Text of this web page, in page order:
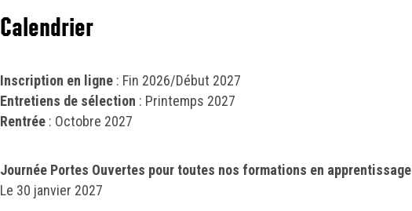
Calendrier
Inscription en ligne : Fin 2026/Début 2027
Entretiens de sélection : Printemps 2027
Rentrée : Octobre 2027
Journée Portes Ouvertes pour toutes nos formations en apprentissage
Le 30 janvier 2027